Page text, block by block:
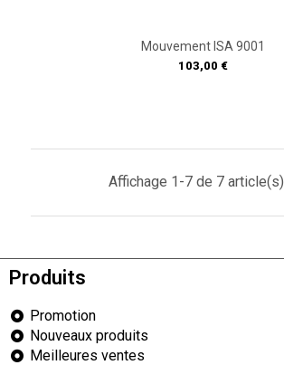
Mouvement ISA 9001
Prix
103,00 €
Affichage 1-7 de 7 article(s)
Produits
Promotion
Nouveaux produits
Meilleures ventes